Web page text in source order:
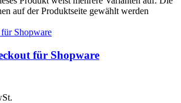
auf der Produktseite gewählt werden
für Shopware